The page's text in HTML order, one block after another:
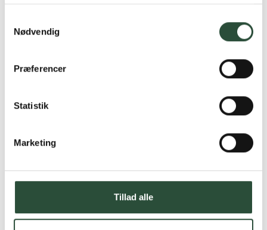
Nødvendig
Præferencer
Statistik
Marketing
Tillad alle